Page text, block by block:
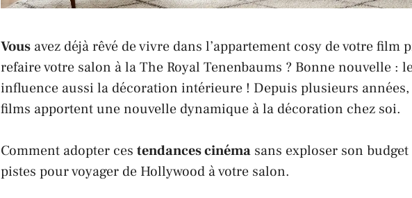
Vous avez déjà rêvé de vivre dans l’appartement cosy de votrefilm
refaire votre salon à laThe Royal Tenenbaums ? Bonne nouvelle :
influence aussi la décoration intérieure ! Depuis plusieurs années,
films apportent une nouvelle dynamique à la décoration chez soi.
Comment adopter ces tendances cinéma sans exploser son
pistes pour voyager de Hollywood à votre salon.